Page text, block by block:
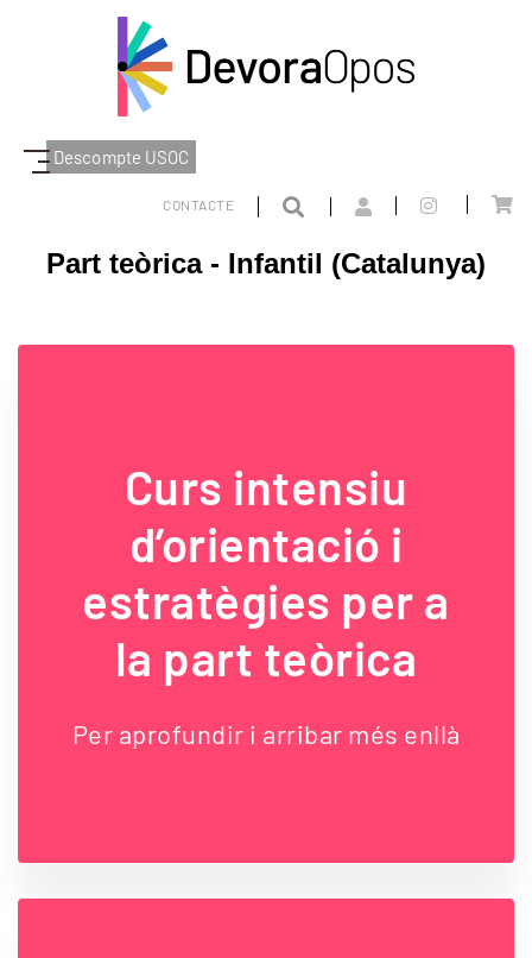
Descompte USOC
CONTACTE
CATALUNYA INFANTIL
Part teòrica - Infantil (Catalunya)
Curs intensiu
d’orientació i
estratègies per a
la part teòrica
Per aprofundir i arribar més enllà